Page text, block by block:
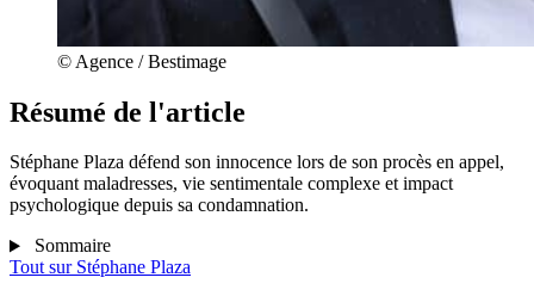
© Agence / Bestimage
Résumé de l'article
Stéphane Plaza défend son innocence lors de son procès en appel,
évoquant maladresses, vie sentimentale complexe et impact
psychologique depuis sa condamnation.
Sommaire
Tout sur Stéphane Plaza